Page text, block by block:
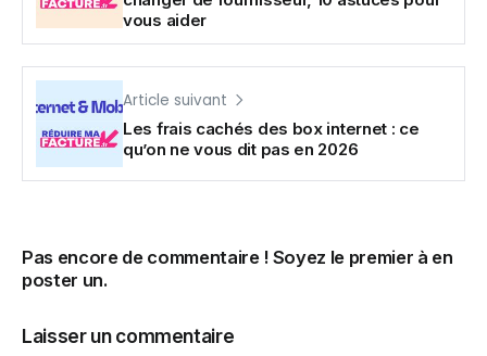
vous aider
Article suivant
Les frais cachés des box internet : ce
qu’on ne vous dit pas en 2026
Pas encore de commentaire ! Soyez le premier à en
poster un.
Laisser un commentaire